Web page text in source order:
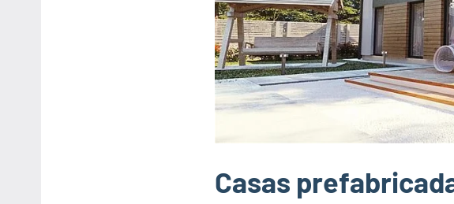
Casas